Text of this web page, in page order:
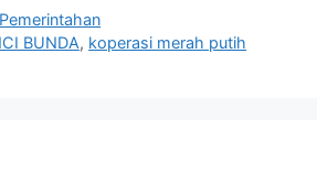
Pemerintahan
BUNDA, koperasi merah putih